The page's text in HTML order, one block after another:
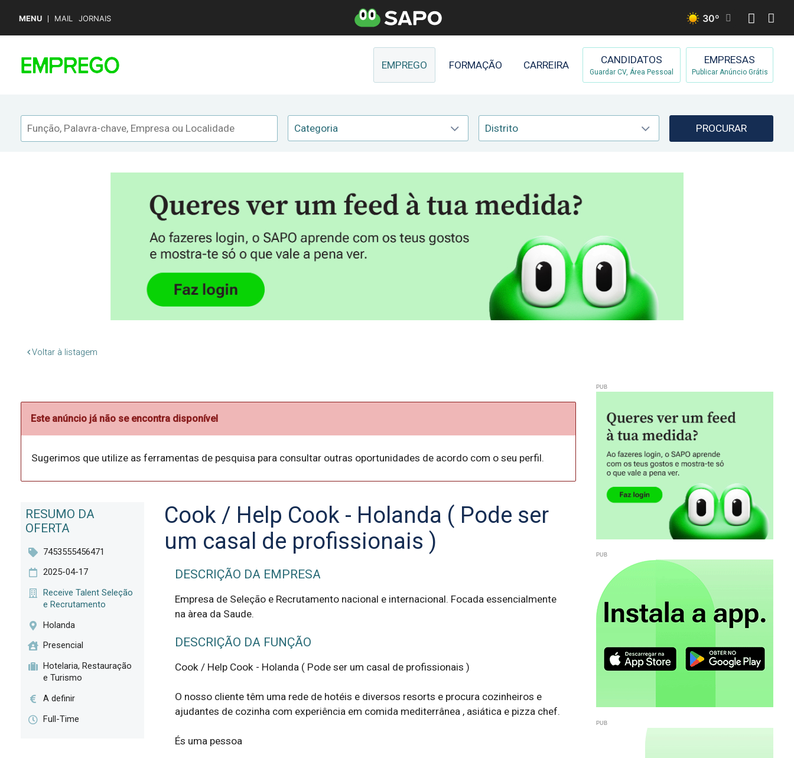
MENU MAIL JORNAIS 30º
EMPREGO FORMAÇÃO CARREIRA CANDIDATOS
Guardar CV, Área Pessoal
EMPRESAS
Publicar Anúncio Grátis
Categoria Distrito PROCURAR
Voltar à listagem
Este anúncio já não se encontra disponível
Sugerimos que utilize as ferramentas de pesquisa para consultar outras oportunidades de acordo com o seu perfil.
RESUMO DA
OFERTA
7453555456471
2025-04-17
Receive Talent Seleção
e Recrutamento
Holanda
Presencial
Hotelaria, Restauração
e Turismo
A definir
Full-Time
Cook / Help Cook - Holanda ( Pode ser
um casal de profissionais )
DESCRIÇÃO DA EMPRESA
Empresa de Seleção e Recrutamento nacional e internacional. Focada essencialmente
na àrea da Saude.
DESCRIÇÃO DA FUNÇÃO
Cook / Help Cook - Holanda ( Pode ser um casal de profissionais )
O nosso cliente têm uma rede de hotéis e diversos resorts e procura cozinheiros e
ajudantes de cozinha com experiência em comida mediterrânea , asiática e pizza chef.
És uma pessoa